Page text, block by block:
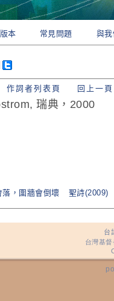
本 常見問題 與
作詞者列表頁 回上一頁
瑞典，2000
，圍牆會倒壞 聖詩(2009)
台
台灣基